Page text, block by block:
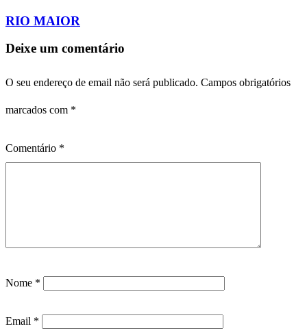
RIO MAIOR
Deixe um comentário
O seu endereço de email não será publicado. Campos obrigatórios
marcados com *
Comentário *
Nome *
Email *